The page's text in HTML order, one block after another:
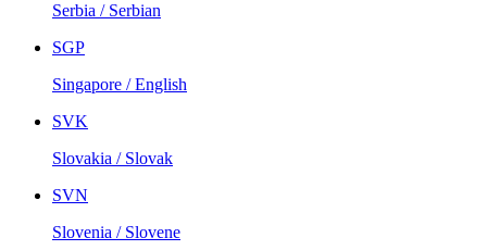
Serbia / Serbian
SGP
Singapore / English
SVK
Slovakia / Slovak
SVN
Slovenia / Slovene